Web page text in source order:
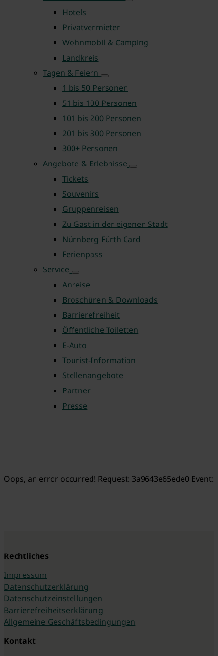
Hotels
Privatvermieter
Wohnmobil & Camping
Landkreis
Tagen & Feiern
1 bis 50 Personen
51 bis 100 Personen
101 bis 200 Personen
201 bis 300 Personen
300+ Personen
Angebote & Erlebnisse
Tickets
Souvenirs
Gruppenreisen
Zu Gast in der eigenen Stadt
Nürnberg Fürth Card
Ferienpass
Service
Anreise
Broschüren & Downloads
Barrierefreiheit
Öffentliche Toiletten
E-Auto
Tourist-Information
Stellenangebote
Partner
Presse
Oops, an error occurred! Request: 3a9643e65ede0 Event:
Rechtliches
Impressum
Datenschutzerklärung
Datenschutzeinstellungen
Barrierefreiheitserklärung
Allgemeine Geschäftsbedingungen
Kontakt